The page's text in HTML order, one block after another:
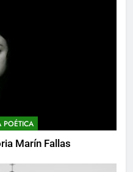
POÉTICA
Marín Fallas